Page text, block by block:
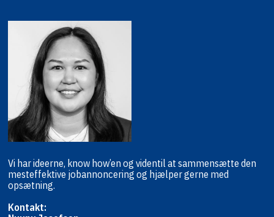
Vi har ideerne, know how’en og videntil at sammensætte den
mesteffektive jobannoncering og hjælpergerne med
opsætning.
Kontakt: